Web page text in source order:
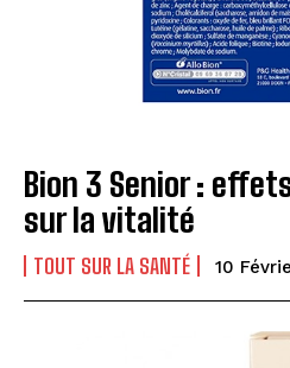
Bion 3 Senior :
sur la vitalité
TOUT SUR LA SANTÉ 10